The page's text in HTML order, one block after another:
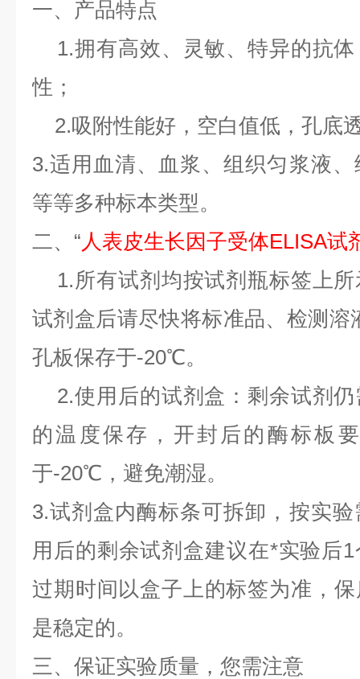
一、产品特点
1.拥有高效、灵敏、特异的抗
性；
2.吸附性能好，空白值低，孔底
3.适用血清、血浆、组织匀浆液
等等多种标本类型。
二、“人表皮生长因子受体ELISA试
1.所有试剂均按试剂瓶标签上
试剂盒后请尽快将标准品、检测溶
孔板保存于-20℃。
2.使用后的试剂盒：剩余试剂
的温度保存，开封后的酶标板
于-20℃，避免潮湿。
3.试剂盒内酶标条可拆卸，按实
用后的剩余试剂盒建议在*实验后1
过期时间以盒子上的标签为准，
是稳定的。
三、保证实验质量，您需注意